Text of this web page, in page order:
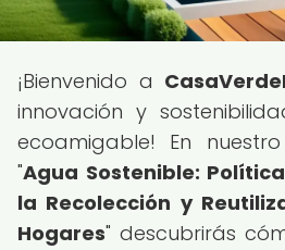
¡Bienvenido a
innovación y
ecoamigable! En
"Agua Sostenible:
la Recolección y
Hogares" descubrirás